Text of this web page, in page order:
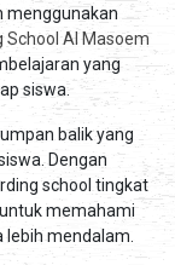
menggunakan
School Al Masoem
yang
siswa.
balik yang
Dengan
school tingkat
memahami
mendalam.